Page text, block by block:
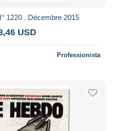
1220 . Décembre 2015
USD
Professionista